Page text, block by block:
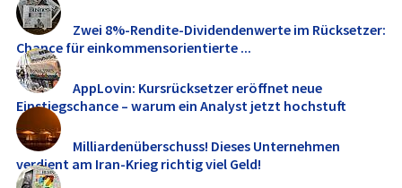
Zwei 8%-Rendite-Dividendenwerte im Rücksetzer:
Chance für einkommensorientierte ...
AppLovin: Kursrücksetzer eröffnet neue
Einstiegschance – warum ein Analyst jetzt hochstuft
Milliardenüberschuss! Dieses Unternehmen
verdient am Iran-Krieg richtig viel Geld!